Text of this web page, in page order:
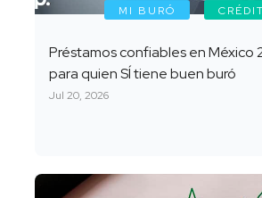
MI BURÓ
Préstamos confiables en México
para quien SÍ tiene buen buró
Jul 20, 2026